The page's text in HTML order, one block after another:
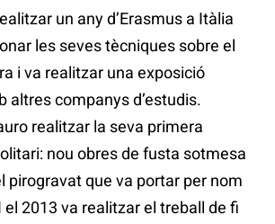
un any d’Erasmus a Itàlia
les seves tècniques sobre el
i va realitzar una exposició
altres companys d’estudis.
realitzar la seva primera
nou obres de fusta sotmesa
pirogravat que va portar per nom
el 2013 va realitzar el treball de fi